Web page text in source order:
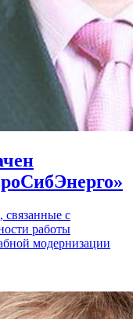
связанные с
работы
модернизации